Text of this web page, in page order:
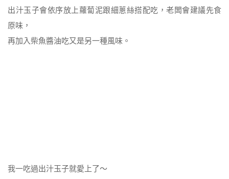
出汁玉子會依序放上蘿蔔泥跟細蔥絲搭配吃，老闆會建議先食
原味，
再加入柴魚醬油吃又是另一種風味。
我一吃過出汁玉子就愛上了～